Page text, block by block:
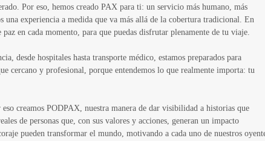
Por eso, hemos creado PAX para ti: un servicio más humano, más
una experiencia a medida que va más allá de la cobertura tradicional. En
en cada momento, para que puedas disfrutar plenamente de tu viaje.
desde hospitales hasta transporte médico, estamos preparados para
cercano y profesional, porque entendemos lo que realmente importa: tu
creamos PODPAX, nuestra manera de dar visibilidad a historias que
de personas que, con sus valores y acciones, generan un impacto
pueden transformar el mundo, motivando a cada uno de nuestros